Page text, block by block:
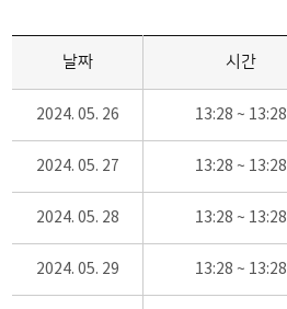
날짜 시간
2024. 05. 26 13:28 ~ 13:28
2024. 05. 27 13:28 ~ 13:28
2024. 05. 28 13:28 ~ 13:28
2024. 05. 29 13:28 ~ 13:28